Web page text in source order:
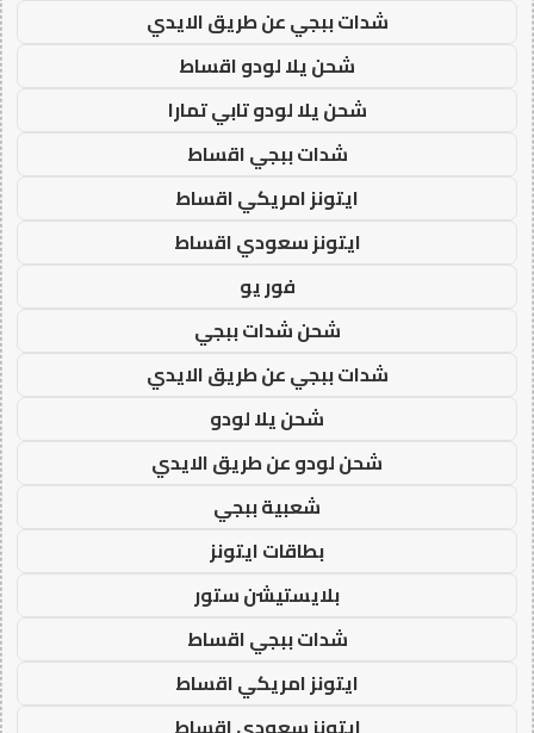
شدات ببجي عن طريق الايدي
شحن يلا لودو اقساط
شحن يلا لودو تابي تمارا
شدات ببجي اقساط
ايتونز امريكي اقساط
ايتونز سعودي اقساط
فور يو
شحن شدات ببجي
شدات ببجي عن طريق الايدي
شحن يلا لودو
شحن لودو عن طريق الايدي
شعبية ببجي
بطاقات ايتونز
بلايستيشن ستور
شدات ببجي اقساط
ايتونز امريكي اقساط